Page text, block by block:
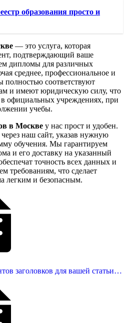
образования просто и
— это услуга, которая
подтверждающий ваше
дипломы для различных
среднее, профессиональное и
соответствуют
и имеют юридическую силу, что
в официальных учреждениях, при
учебы.
в Москве у нас прост и удобен.
наш сайт, указав нужную
обучения. Мы гарантируем
и его доставку на указанный
точность всех данных и
требованиям, что сделает
легким и безопасным.
заголовков для вашей статьи…